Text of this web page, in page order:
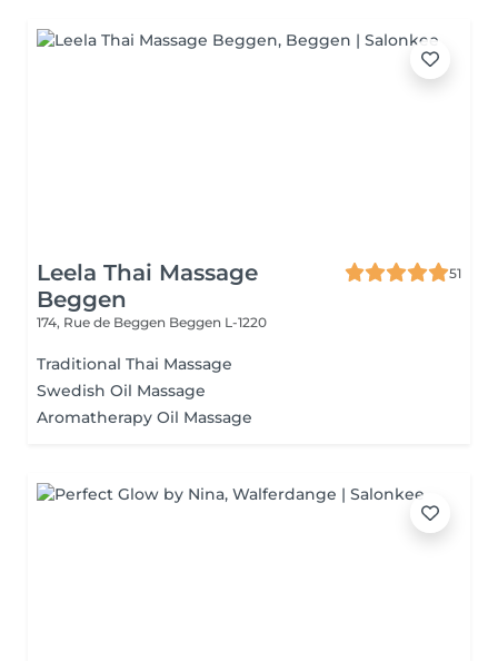
Leela Thai Massage
Beggen
51
174, Rue de Beggen Beggen L-1220
Traditional Thai Massage
Swedish Oil Massage
Aromatherapy Oil Massage